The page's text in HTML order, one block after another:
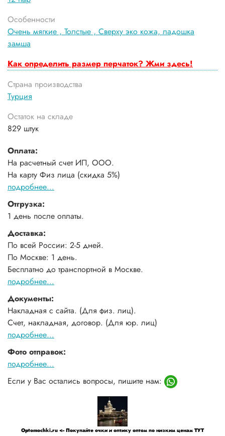
Особенности
Очень мягкие , Толстые , Сверху эко кожа, ладошка
замша
Как определить размер перчаток? Жми здесь!
Страна производства
Турция
Остаток на складе
829 штук
Оплата:
На расчетный счет ИП, ООО.
На карту Физ лица (скидка 5%)
подробнее...
Отгрузка:
1 день после оплаты.
Доставка:
По всей России: 2-5 дней.
По Москве: 1 день.
Бесплатно до транспортной в Москве.
подробнее...
Документы:
Накладная с сайта. (Для физ. лиц).
Счет, накладная, договор. (Для юр. лиц)
подробнее...
Фото отправок:
подробнее...
Если у Вас остались вопросы, пишите нам:
Optomochki.ru <-- Покупайте очки и оптику оптом по низким ценам ТУТ